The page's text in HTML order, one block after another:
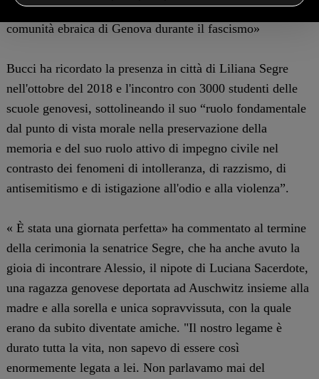
«scusa a nome di tutta Genova per la persecuzione della
comunità ebraica di Genova durante il fascismo»
Bucci ha ricordato la presenza in città di Liliana Segre
nell'ottobre del 2018 e l'incontro con 3000 studenti delle
scuole genovesi, sottolineando il suo “ruolo fondamentale
dal punto di vista morale nella preservazione della
memoria e del suo ruolo attivo di impegno civile nel
contrasto dei fenomeni di intolleranza, di razzismo, di
antisemitismo e di istigazione all'odio e alla violenza”.
« È stata una giornata perfetta» ha commentato al termine
della cerimonia la senatrice Segre, che ha anche avuto la
gioia di incontrare Alessio, il nipote di Luciana Sacerdote,
una ragazza genovese deportata ad Auschwitz insieme alla
madre e alla sorella e unica sopravvissuta, con la quale
erano da subito diventate amiche. "Il nostro legame è
durato tutta la vita, non sapevo di essere così
enormemente legata a lei. Non parlavamo mai del